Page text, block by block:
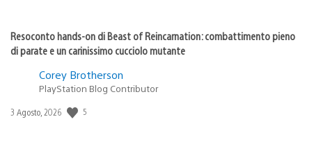
Resoconto hands-on di Beast of Reincarnation: combattimento pieno
di parate e un carinissimo cucciolo mutante
Corey Brotherson
PlayStation Blog Contributor
Data
3 Agosto, 2026 5